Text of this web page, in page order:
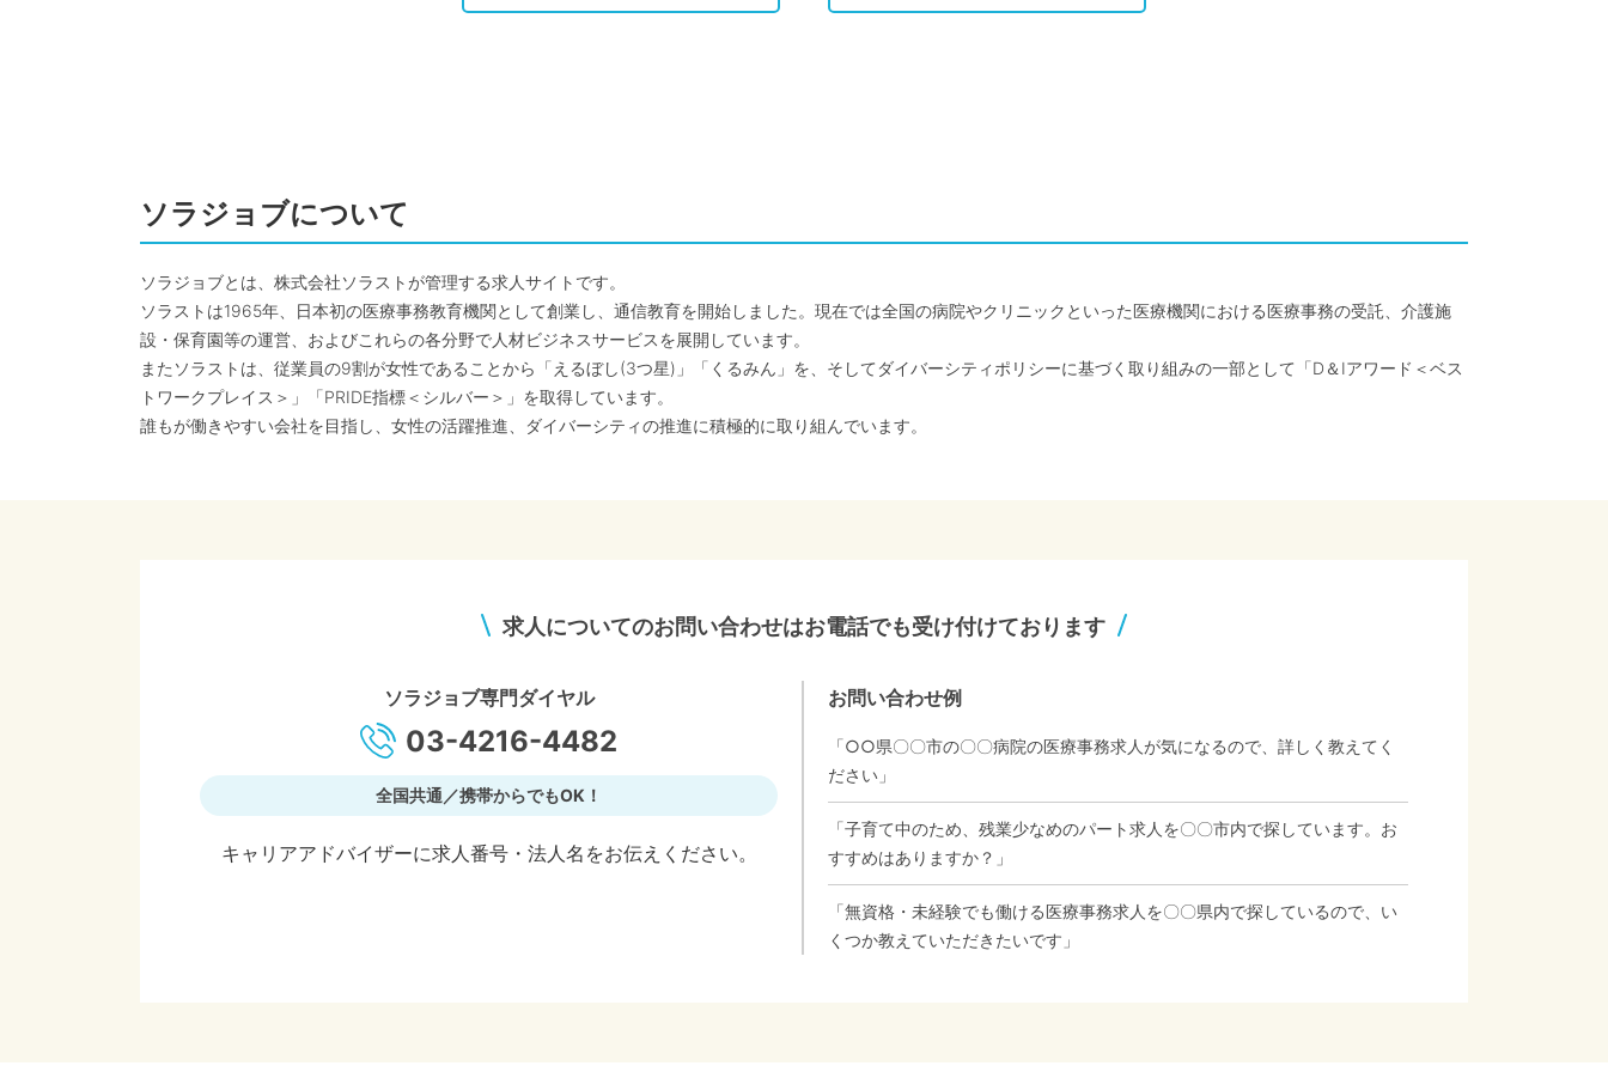
ソラジョブについて
ソラジョブとは、株式会社ソラストが管理する求人サイトです。
ソラストは1965年、日本初の医療事務教育機関として創業し、通信教育を開始しました。現在では全国の病院やクリニックといった医療機関における医療事務の受託、介護施
設・保育園等の運営、およびこれらの各分野で人材ビジネスサービスを展開しています。
またソラストは、従業員の9割が女性であることから「えるぼし(3つ星)」「くるみん」を、そしてダイバーシティポリシーに基づく取り組みの一部として「D＆Iアワード＜ベス
トワークプレイス＞」「PRIDE指標＜シルバー＞」を取得しています。
誰もが働きやすい会社を目指し、女性の活躍推進、ダイバーシティの推進に積極的に取り組んでいます。
求人についてのお問い合わせはお電話でも受け付けております
ソラジョブ専門ダイヤル
03-4216-4482
全国共通／携帯からでもOK！
キャリアアドバイザーに求人番号・法人名をお伝えください。
お問い合わせ例
「○○県〇〇市の〇〇病院の医療事務求人が気になるので、詳しく教えてく
ださい」
「子育て中のため、残業少なめのパート求人を〇〇市内で探しています。お
すすめはありますか？」
「無資格・未経験でも働ける医療事務求人を〇〇県内で探しているので、い
くつか教えていただきたいです」